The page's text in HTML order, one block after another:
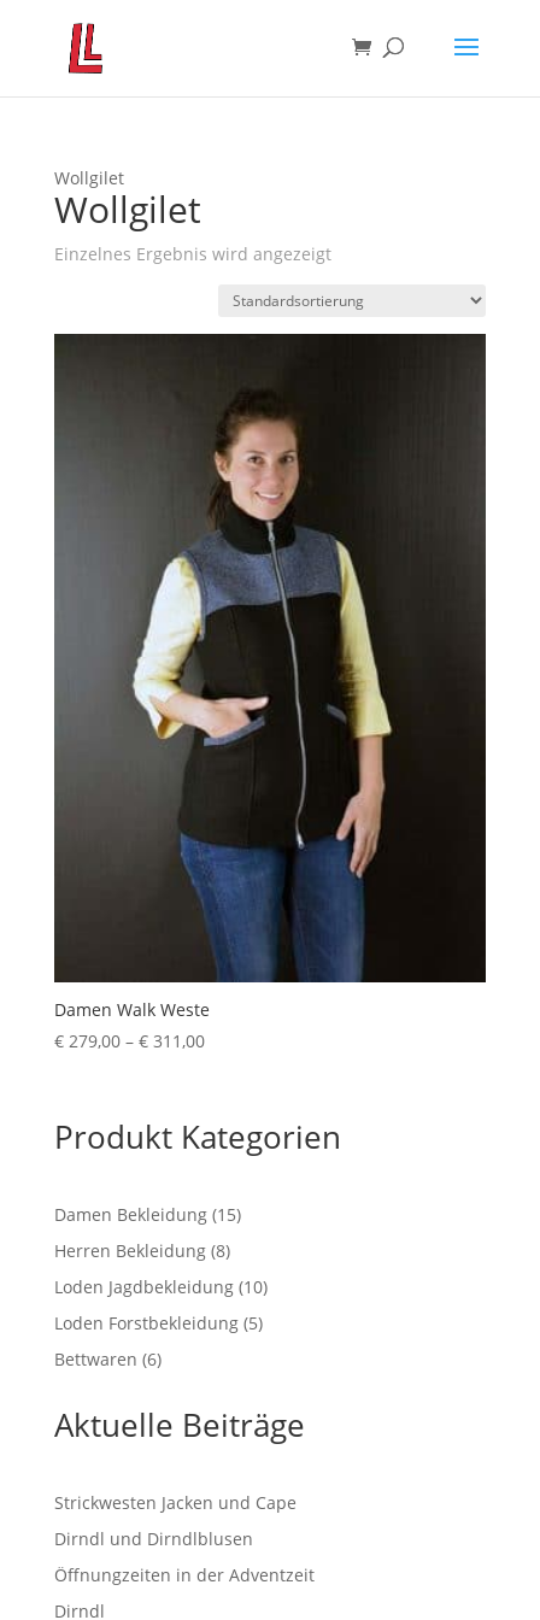
Wollgilet
Wollgilet
Einzelnes Ergebnis wird angezeigt
Damen Walk Weste
€279,00 – €311,00Preisspanne:
Produkt Kategorien
Damen Bekleidung 1515
Herren Bekleidung 88
Produkte
Loden Jagdbekleidung 1010
Loden Forstbekleidung 55
Bettwaren 66
Aktuelle Beiträge
Strickwesten Jacken und Cape
Dirndl und Dirndlblusen
Öffnungzeiten in der Adventzeit
Dirndl